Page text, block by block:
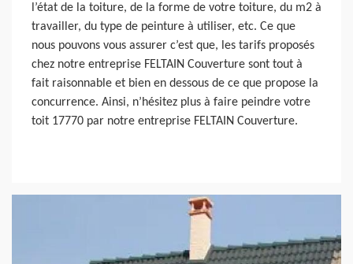
l’état de la toiture, de la forme de votre toiture, du m2 à
travailler, du type de peinture à utiliser, etc. Ce que
nous pouvons vous assurer c’est que, les tarifs proposés
chez notre entreprise FELTAIN Couverture sont tout à
fait raisonnable et bien en dessous de ce que propose la
concurrence. Ainsi, n’hésitez plus à faire peindre votre
toit 17770 par notre entreprise FELTAIN Couverture.